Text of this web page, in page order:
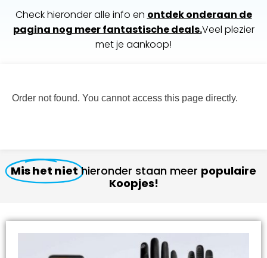
Check hieronder alle info en ontdek onderaan de
pagina nog meer fantastische deals.Veel plezier
met je aankoop!
Order not found. You cannot access this page directly.
Mis het niet hieronder staan meer populaire
Koopjes!